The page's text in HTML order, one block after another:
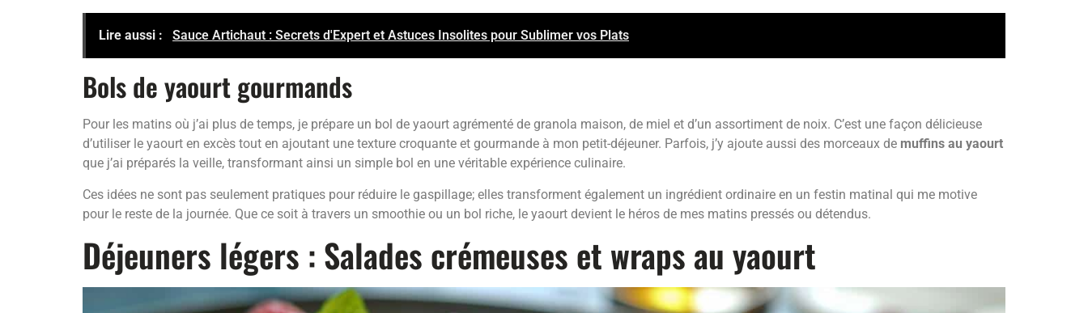
Lire aussi : Sauce Artichaut : Secrets d'Expert et Astuces Insolites pour Sublimer vos Plats
Bols de yaourt gourmands
Pour les matins où j’ai plus de temps, je prépare un bol de yaourt agrémenté de granola maison, de miel et d’un assortiment de noix. C’est une façon délicieuse
d’utiliser le yaourt en excès tout en ajoutant une texture croquante et gourmande à mon petit-déjeuner. Parfois, j’y ajoute aussi des morceaux de muffins au yaourt
que j’ai préparés la veille, transformant ainsi un simple bol en une véritable expérience culinaire.
Ces idées ne sont pas seulement pratiques pour réduire le gaspillage; elles transforment également un ingrédient ordinaire en un festin matinal qui me motive
pour le reste de la journée. Que ce soit à travers un smoothie ou un bol riche, le yaourt devient le héros de mes matins pressés ou détendus.
Déjeuners légers : Salades crémeuses et wraps au yaourt